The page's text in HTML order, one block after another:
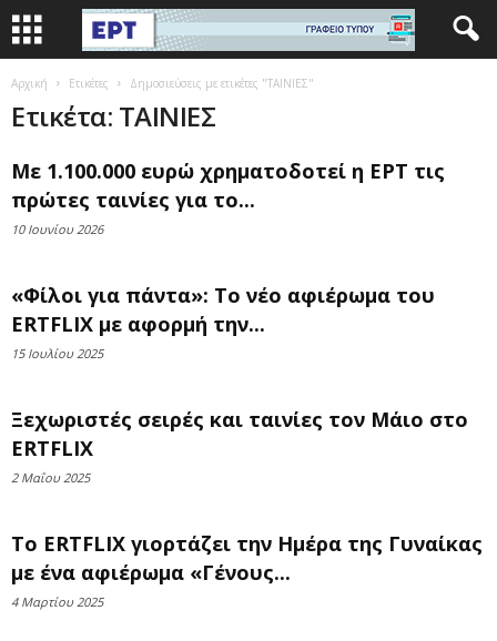
Αρχική Ετικέτες Δημοσιεύσεις με ετικέτες "ΤΑΙΝΙΕΣ"
Ετικέτα: ΤΑΙΝΙΕΣ
Με 1.100.000 ευρώ χρηματοδοτεί η ΕΡΤ τις
πρώτες ταινίες για το...
10 Ιουνίου 2026
«Φίλοι για πάντα»: Το νέο αφιέρωμα του
ERTFLIX με αφορμή την...
15 Ιουλίου 2025
Ξεχωριστές σειρές και ταινίες τον Μάιο στο
ERTFLIX
2 Μαΐου 2025
Το ERTFLIX γιορτάζει την Ημέρα της Γυναίκας
με ένα αφιέρωμα «Γένους...
4 Μαρτίου 2025